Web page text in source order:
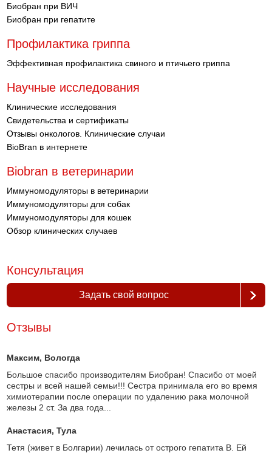
Биобран при ВИЧ
Биобран при гепатите
Профилактика гриппа
Эффективная профилактика свиного и птичьего гриппа
Научные исследования
Клинические исследования
Свидетельства и сертификаты
Отзывы онкологов. Клинические случаи
BioBran в интернете
Biobran в ветеринарии
Иммуномодуляторы в ветеринарии
Иммуномодуляторы для собак
Иммуномодуляторы для кошек
Обзор клинических случаев
Консультация
Задать свой вопрос
Отзывы
Максим, Вологда
Большое спасибо производителям Биобран! Спасибо от моей
сестры и всей нашей семьи!!! Сестра принимала его во время
химиотерапии после операции по удалению рака молочной
железы 2 ст. За два года...
Анастасия, Тула
Тетя (живет в Болгарии) лечилась от острого гепатита В. Ей